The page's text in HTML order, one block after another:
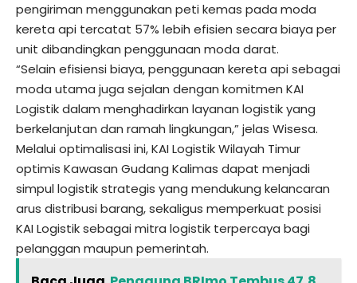
pengiriman menggunakan peti kemas pada moda
kereta api tercatat 57% lebih efisien secara biaya per
unit dibandingkan penggunaan moda darat.
“Selain efisiensi biaya, penggunaan kereta api sebagai
moda utama juga sejalan dengan komitmen KAI
Logistik dalam menghadirkan layanan logistik yang
berkelanjutan dan ramah lingkungan,” jelas Wisesa.
Melalui optimalisasi ini, KAI Logistik Wilayah Timur
optimis Kawasan Gudang Kalimas dapat menjadi
simpul logistik strategis yang mendukung kelancaran
arus distribusi barang, sekaligus memperkuat posisi
KAI Logistik sebagai mitra logistik terpercaya bagi
pelanggan maupun pemerintah.